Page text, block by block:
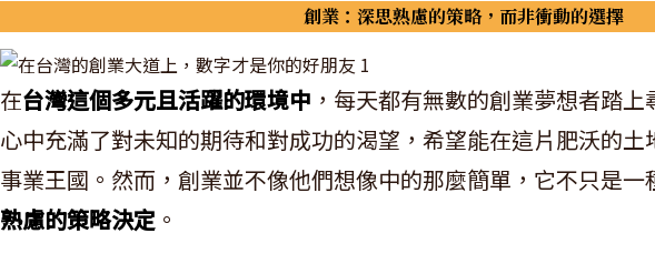
創業：深思熟慮的策略，而非衝動的選擇
在台灣這個多元且活躍的環境中 ，每天都有無數的創業夢想者踏
心中充滿了對未知的期待和對成功的渴望，希望能在這片肥沃的
事業王國。然而，創業並不像他們想像中的那麼簡單，它不只是
熟慮的策略決定 。